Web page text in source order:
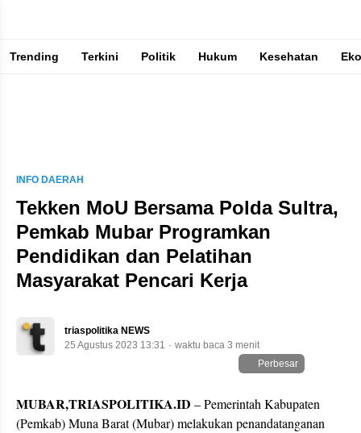
Berita Terkini & Terpercaya
Trending Terkini Politik Hukum Kesehatan
INFO DAERAH
Tekken MoU Bersama Polda Sultra,
Pemkab Mubar Programkan
Pendidikan dan Pelatihan
Masyarakat Pencari Kerja
triaspolitika NEWS
25 Agustus 2023 13:31
waktu baca 3 menit
Perbesar
MUBAR,TRIASPOLITIKA.ID – Pemerintah Kabupaten
(Pemkab) Muna Barat (Mubar) melakukan penandatanganan